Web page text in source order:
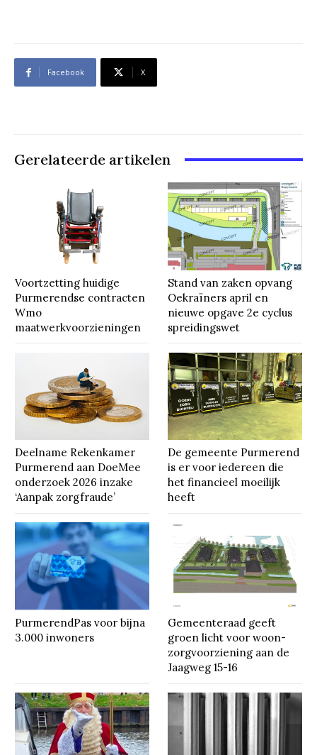
Facebook X
Gerelateerde artikelen
Voortzetting huidige
Purmerendse contracten
Wmo
maatwerkvoorzieningen
Stand van zaken opvang
Oekraïners april en
nieuwe opgave 2e cyclus
spreidingswet
Deelname Rekenkamer
Purmerend aan DoeMee
onderzoek 2026 inzake
‘Aanpak zorgfraude’
De gemeente Purmerend
is er voor iedereen die
het financieel moeilijk
heeft
PurmerendPas voor bijna
3.000 inwoners
Gemeenteraad geeft
groen licht voor woon-
zorgvoorziening aan de
Jaagweg 15-16